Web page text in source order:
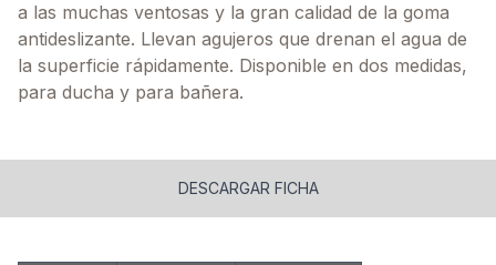
a las muchas ventosas y la gran calidad de la goma
antideslizante. Llevan agujeros que drenan el agua de
la superficie rápidamente. Disponible en dos medidas,
para ducha y para bañera.
DESCARGAR FICHA